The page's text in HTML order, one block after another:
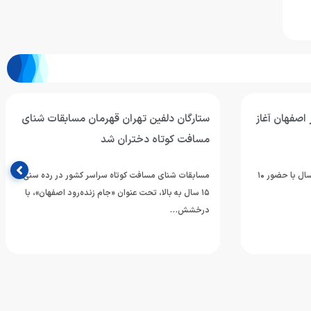
آغاز
اردوی تیم ملی شنای دختران بالای ۱۵ سال با حضور ۱۰
ستارگان دلفین تهران قهرمان مسابقات شنای
مسافت کوتاه دختران شد
مسابقات شنای مسافت کوتاه سراسر کشور در رده سنی
۱۵ سال به بالا، تحت عنوان «جام زنده‌رود اصفهان»، با
درخشش…